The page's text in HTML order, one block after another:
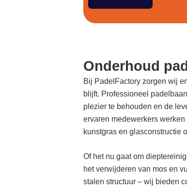
Onderhoud
Bij PadelFactory zorgen wij
blijft. Professioneel
plezier te behouden en de
ervaren medewerkers
kunstgras en glasconstructie
Of het nu gaat om
het verwijderen van mos en
stalen structuur – wij bieden